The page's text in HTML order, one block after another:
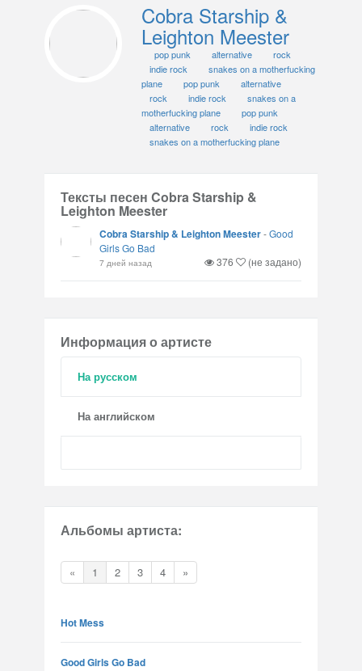
Cobra Starship &
Leighton Meester
pop punk alternative
rock
indie rock
snakes on a motherfucking
plane
pop punk
alternative
rock
indie rock
snakes on a
motherfucking plane
pop punk
alternative
rock
indie rock
snakes on a motherfucking plane
Тексты песен Cobra Starship &
Leighton Meester
Cobra Starship & Leighton Meester-Good
Girls Go Bad
7 дней назад 376 (не задано)
Информация о артисте
На русском
На английском
Альбомы артиста:
« 1 2 3 4 »
Hot Mess
Good Girls Go Bad